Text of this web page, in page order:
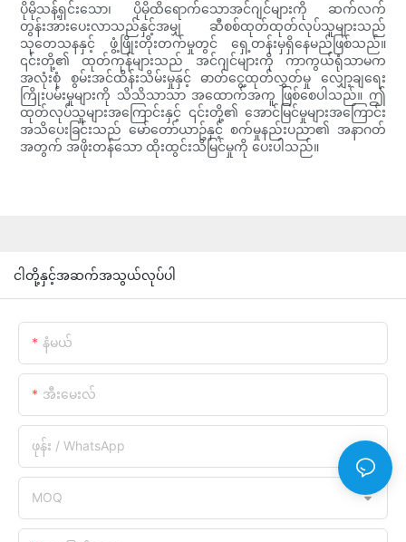
ပိုမိုသန့်ရှင်းသော၊ ပိုမိုထိရောက်သောအင်ဂျင်များကို ဆက်လက်
တွန်းအားပေးလာသည်နှင့်အမျှ ဆီစစ်ထုတ်ထုတ်လုပ်သူများသည်
သုတေသနနှင့် ဖွံ့ဖြိုးတိုးတက်မှုတွင် ရှေ့တန်းမှရှိနေမည်ဖြစ်သည်။
၎င်းတို့၏ ထုတ်ကုန်များသည် အင်ဂျင်များကို ကာကွယ်ရုံသာမက
အလုံးစုံ စွမ်းအင်ထိန်းသိမ်းမှုနှင့် ဓာတ်ငွေ့ထုတ်လွှတ်မှု လျှော့ချရေး
ကြိုးပမ်းမှုများကို သိသိသာသာ အထောက်အကူ ဖြစ်စေပါသည်။ ဤ
ထုတ်လုပ်သူများအကြောင်းနှင့် ၎င်းတို့၏ အောင်မြင်မှုများအကြောင်း
အသိပေးခြင်းသည် မော်တော်ယာဥ်နှင့် စက်မှုနည်းပညာ၏ အနာဂတ်
အတွက် အဖိုးတန်သော ထိုးထွင်းသိမြင်မှုကို ပေးပါသည်။
ငါတို့နှင့်အဆက်အသွယ်လုပ်ပါ
နံမယ်
အီးမေးလ်
ဖုန်း / WhatsApp
MOQ